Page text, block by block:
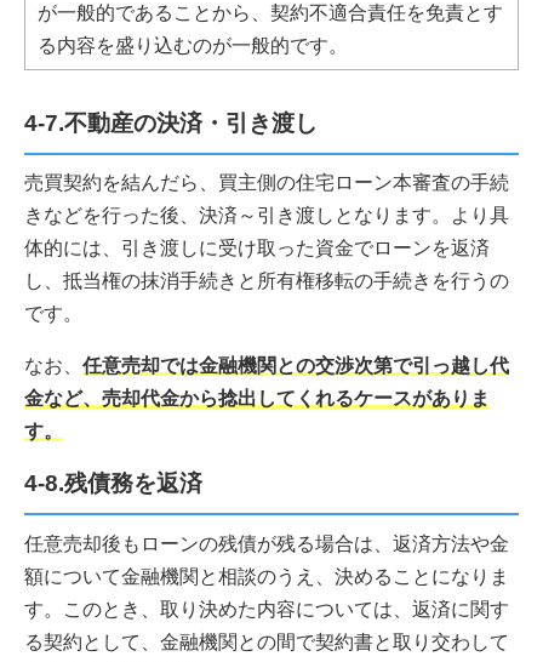
が一般的であることから、契約不適合責任を免責とす
る内容を盛り込むのが一般的です。
4-7.不動産の決済・引き渡し
売買契約を結んだら、買主側の住宅ローン本審査の手続
きなどを行った後、決済～引き渡しとなります。より具
体的には、引き渡しに受け取った資金でローンを返済
し、抵当権の抹消手続きと所有権移転の手続きを行うの
です。
なお、 任意売却では金融機関との交渉次第で引っ越し代
金など、売却代金から捻出してくれるケースがありま
す。
4-8.残債務を返済
任意売却後もローンの残債が残る場合は、返済方法や金
額について金融機関と相談のうえ、決めることになりま
す。このとき、取り決めた内容については、返済に関す
る契約として、金融機関との間で契約書と取り交わして